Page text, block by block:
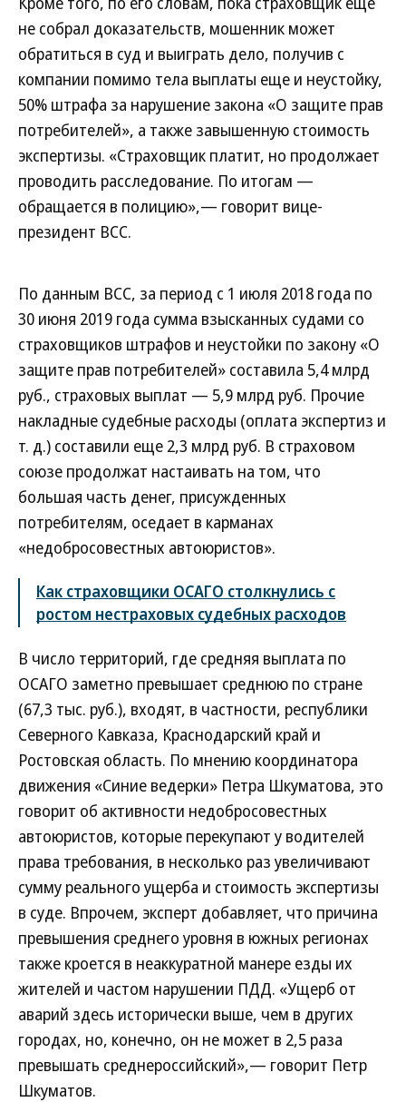
не собрал доказательств, мошенник может
обратиться в суд и выиграть дело, получив с
компании помимо тела выплаты еще и неустойку,
50% штрафа за нарушение закона «О защите прав
потребителей», а также завышенную стоимость
экспертизы. «Страховщик платит, но продолжает
проводить расследование. По итогам —
обращается в полицию»,— говорит вице-
президент ВСС.
По данным ВСС, за период с 1 июля 2018 года по
30 июня 2019 года сумма взысканных судами со
страховщиков штрафов и неустойки по закону «О
защите прав потребителей» составила 5,4 млрд
руб., страховых выплат — 5,9 млрд руб. Прочие
накладные судебные расходы (оплата экспертиз и
т. д.) составили еще 2,3 млрд руб. В страховом
союзе продолжат настаивать на том, что
большая часть денег, присужденных
потребителям, оседает в карманах
«недобросовестных автоюристов».
Как страховщики ОСАГО столкнулись с
ростом нестраховых судебных расходов
В число территорий, где средняя выплата по
ОСАГО заметно превышает среднюю по стране
(67,3 тыс. руб.), входят, в частности, республики
Северного Кавказа, Краснодарский край и
Ростовская область. По мнению координатора
движения «Синие ведерки» Петра Шкуматова, это
говорит об активности недобросовестных
автоюристов, которые перекупают у водителей
права требования, в несколько раз увеличивают
сумму реального ущерба и стоимость экспертизы
в суде. Впрочем, эксперт добавляет, что причина
превышения среднего уровня в южных регионах
также кроется в неаккуратной манере езды их
жителей и частом нарушении ПДД. «Ущерб от
аварий здесь исторически выше, чем в других
городах, но, конечно, он не может в 2,5 раза
превышать среднероссийский»,— говорит Петр
Шкуматов.